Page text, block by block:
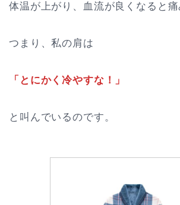
体温が上がり、血流が良くなると痛
つまり、私の肩は
「とにかく冷やすな！」
と叫んでいるのです。